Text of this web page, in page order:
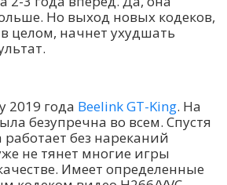
Но выход новых кодеков,
целом, начнет ухудшать
2019 года Beelink GT-King. На
безупречна во всем. Спустя
работает без нареканий
не тянет многие игры
Имеет определенные